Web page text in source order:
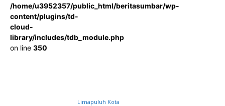
/home/u3952357/public_html/beritasumbar/wp-
content/plugins/td-
cloud-
library/includes/tdb_module.php
on line 350
Limapuluh Kota